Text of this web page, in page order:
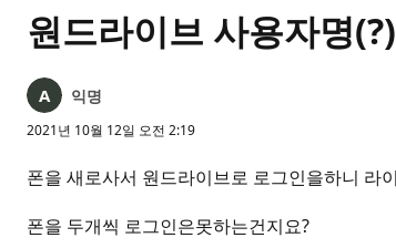
뛰
기
원드라이브 사용자명
익명
2021년 10월 12일 오전 2:19
폰을 새로사서 원드라이브로 로그인을하니
폰을 두개씩 로그인은못하는건지요?